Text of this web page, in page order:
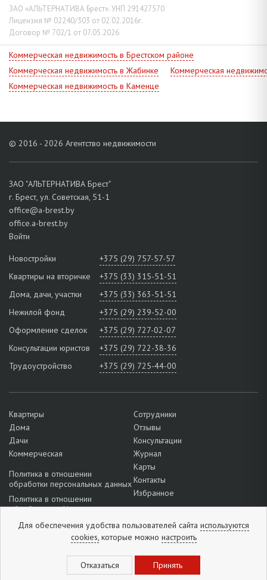
ЗАО «АЛЬТЕРНАТИВА Брест». УНП 291427570
Лицензия № 02240/303 от 02.02.2016г.
Договор № 702/1 от 07.05.2026
Коммерческая недвижимость в Брестском районе
Коммерческая недвижимость в Жабинке
Коммерческая
Коммерческая недвижимость в Каменце
+375 (33) 327-52-38
© 2016 - 2026 Агентство недвижимости
ЗАО "АЛЬТЕРНАТИВА Брест"
г. Брест, ул. Советская, 51-1
office@a-brest.by
office.a-brest.by
Войти
Новостройки
+375 (29) 757-57-57
Квартиры на вторичке
+375 (33) 315-51-51
Дома, дачи, участки
+375 (33) 363-51-51
Нежилой фонд
+375 (29) 239-52-00
Оформление сделок
+375 (29) 727-02-07
Консультации юристов
+375 (29) 722-38-36
Трудоустройство
+375 (29) 725-44-00
Квартиры
Дома
Дачи
Коммерческая
Политика в отношении
обработки персональных данных
Политика в отношении
обработки cookie
Подробнее о настройках файлов
Сотрудники
Отзывы
Консультации
Журнал
Карты
Контакты
Избранное
Отзывы: 5из5 (1296 отзывов)
Для обеспечения удобства пользователей сайта используются
cookies,которые можно настроить